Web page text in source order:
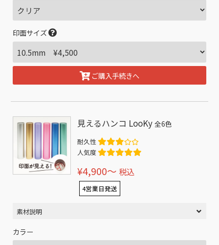
印面サイズ
ご購入手続きへ
見えるハンコ LooKy全6色
耐久性
人気度
¥4,900〜 税込
4営業日発送
素材説明
カラー